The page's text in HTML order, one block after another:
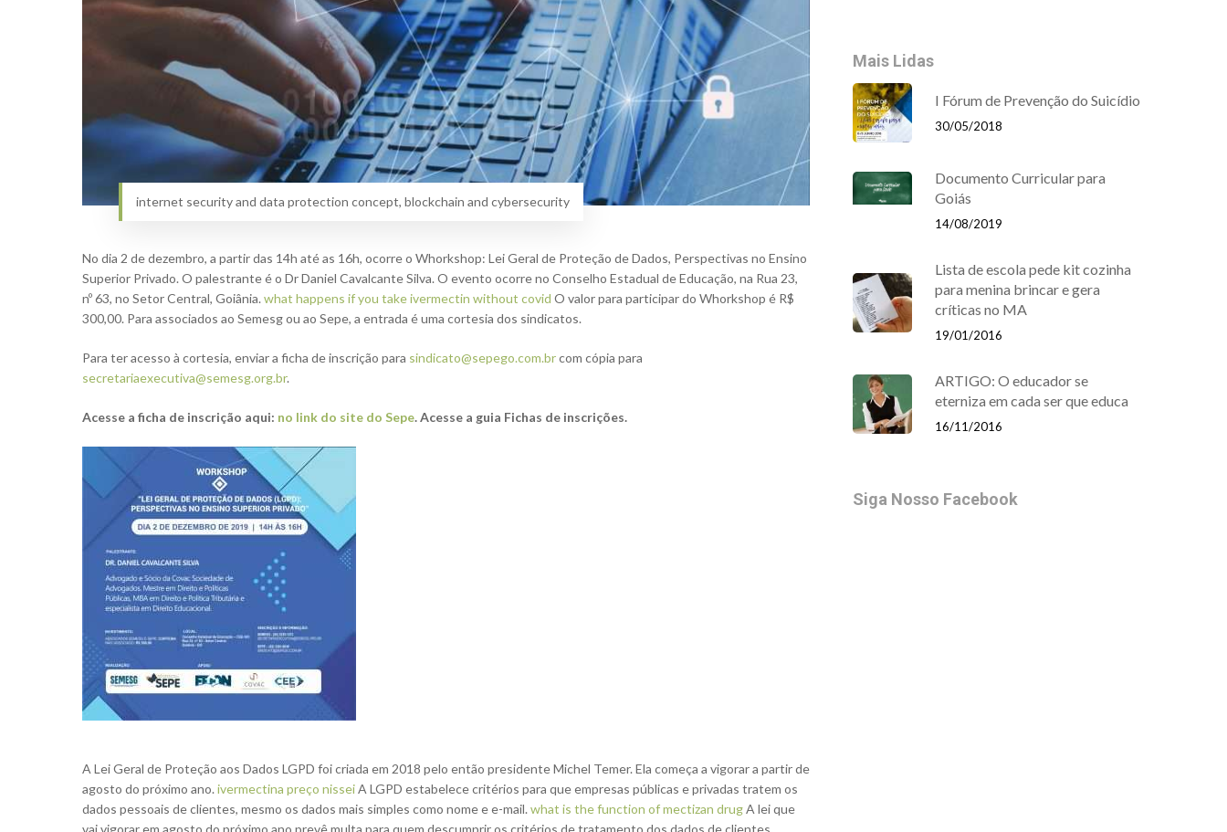
internet security and data protection concept, blockchain and cybersecurity
No dia 2 de dezembro, a partir das 14h até as 16h, ocorre o Whorkshop: Lei Geral de Proteção de Dados, Perspectivas no Ensino
Superior Privado. O palestrante é o Dr Daniel Cavalcante Silva. O evento ocorre no Conselho Estadual de Educação, na Rua 23,
nº 63, no Setor Central, Goiânia. what happens if you take ivermectin without covid O valor para participar do Whorkshop é R$
300,00. Para associados ao Semesg ou ao Sepe, a entrada é uma cortesia dos sindicatos.
Para ter acesso à cortesia, enviar a ficha de inscrição para sindicato@sepego.com.brcom cópia para
secretariaexecutiva@semesg.org.br.
Acesse a ficha de inscrição aqui: no link do site do Sepe. Acesse a guia Fichas de inscrições.
A Lei Geral de Proteção aos Dados LGPD foi criada em 2018 pelo então presidente Michel Temer. Ela começa a vigorar a partir de
agosto do próximo ano. ivermectina preço nisseiA LGPD estabelece critérios para que empresas públicas e privadas tratem os
dados pessoais de clientes, mesmo os dados mais simples como nome e e-mail. what is the function of mectizan drugA lei que
Mais Lidas
I Fórum de Prevenção do Suicídio
30/05/2018
Documento Curricular para
Goiás
14/08/2019
Lista de escola pede kit cozinha
para menina brincar e gera
críticas no MA
19/01/2016
ARTIGO: O educador se
eterniza em cada ser que educa
16/11/2016
Siga Nosso Facebook